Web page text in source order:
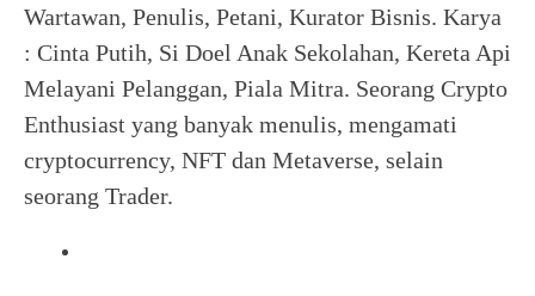
Wartawan, Penulis, Petani, Kurator Bisnis. Karya
: Cinta Putih, Si Doel Anak Sekolahan, Kereta Api
Melayani Pelanggan, Piala Mitra. Seorang Crypto
Enthusiast yang banyak menulis, mengamati
cryptocurrency, NFT dan Metaverse, selain
seorang Trader.